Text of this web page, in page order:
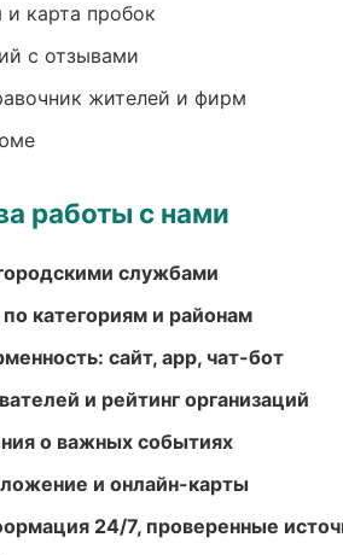
карта пробок
с отзывами
жителей и фирм
работы с нами
службами
категориям и районам
сайт, app, чат-бот
и рейтинг организаций
о важных событиях
и онлайн-карты
24/7, проверенные